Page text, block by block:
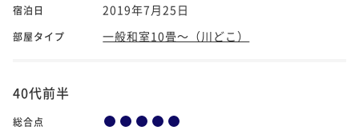
宿泊日 2019年7月25日
部屋タイプ 一般和室10畳～（川どこ）
40代前半
総合点